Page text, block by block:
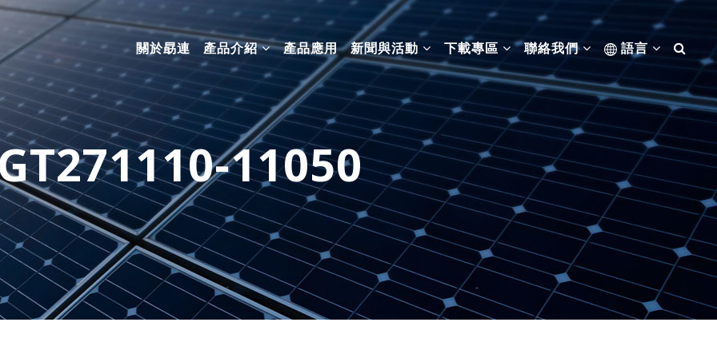
關於勗連 產品介紹 產品應用 新聞與活動 下載專區 聯絡我們 語言
11050